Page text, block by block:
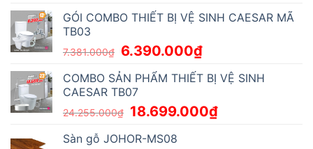
GÓI COMBO THIẾT BỊ VỆ SINH CAESAR MÃ
TB03
7.381.000₫ 6.390.000₫
COMBO SẢN PHẨM THIẾT BỊ VỆ SINH
CAESAR TB07
24.255.000₫ 18.699.000₫
Sàn gỗ JOHOR-MS08